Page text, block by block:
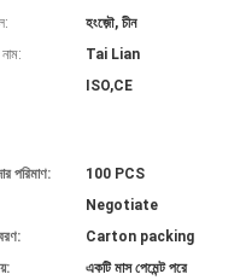
হংজ়ৌ, চীন
Tai Lian
ISO,CE
পরিমাণ:
100 PCS
Negotiate
Carton packing
একটি মাস পেমেন্ট পরে